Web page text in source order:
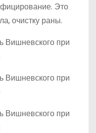
Это
очистку раны.